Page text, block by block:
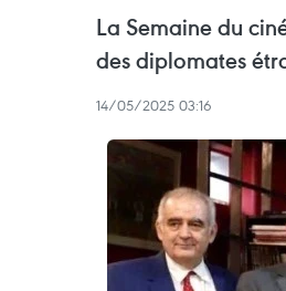
La Semaine du
des diplomates
14/05/2025 03:16